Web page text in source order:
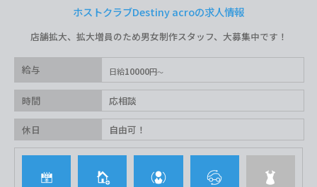
ホストクラブDestiny acroの求人情報
店舗拡大、拡大増員のため男女制作スタッフ、大募集中です！
給与 日給10000円
時間 応相談
休日 自由可！